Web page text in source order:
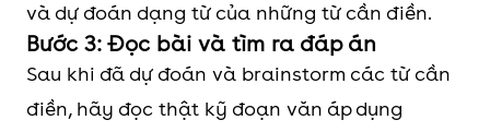
và dự đoán dạng từ của những từ cần điền.
Bước 3: Đọc bài và tìm ra đáp án
Sau khi đã dự đoán và brainstorm các từ cần
điền, hãy đọc thật kỹ đoạn văn áp dụng